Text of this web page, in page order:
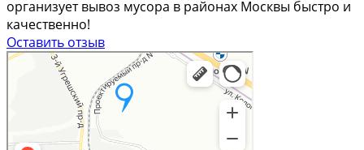
организует вывоз мусора в районах Москвы быстро и
качественно!
Оставить отзыв